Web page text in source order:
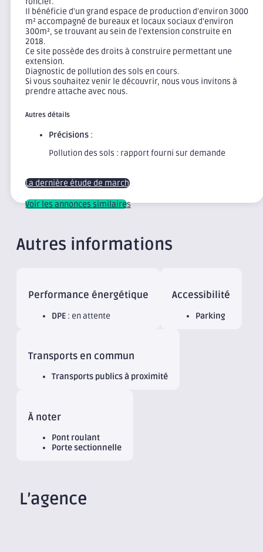
Il bénéficie d'un grand espace de production d'environ 3000
m² accompagné de bureaux et locaux sociaux d'environ
300m², se trouvant au sein de l'extension construite en
2018.
Ce site possède des droits à construire permettant une
extension.
Diagnostic de pollution des sols en cours.
Si vous souhaitez venir le découvrir, nous vous invitons à
prendre attache avec nous.
Autres détails
Précisions :
Pollution des sols : rapport fourni sur demande
La dernière étude de marché
Voir les annonces similaires
Autres informations
Performance énergétique
DPE : en attente
Accessibilité
Parking
Transports en commun
Transports publics à proximité
À noter
Pont roulant
Porte sectionnelle
L’agence